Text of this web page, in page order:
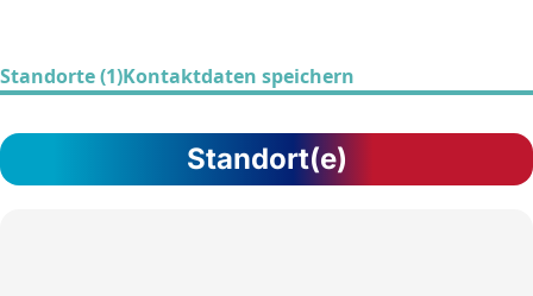
Standorte (1)Kontaktdaten speichern
Standort(e)